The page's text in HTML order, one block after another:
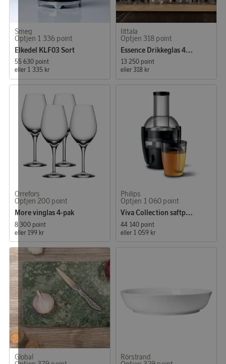
Smeg
Optjen 1 336 point
Elkedel KLF03 Sort
55 630 point
eller 1 335 kr
Iittala
Optjen 318 point
Essence Drikkeglas 4-pak
13 250 point
eller 318 kr
Orrefors
Optjen 200 point
More vinglas 4-pak
8 300 point
eller 199 kr
Philips
Optjen 1 060 point
Viva Collection saftpresser HR1855/70
44 140 point
eller 1 059 kr
Global Rörstrand